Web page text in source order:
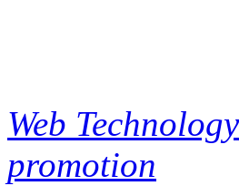
Web
promotion